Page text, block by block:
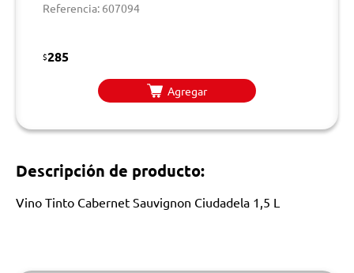
Referencia: 607094
$285
Agregar
Descripción de producto:
Vino Tinto Cabernet Sauvignon Ciudadela 1,5 L